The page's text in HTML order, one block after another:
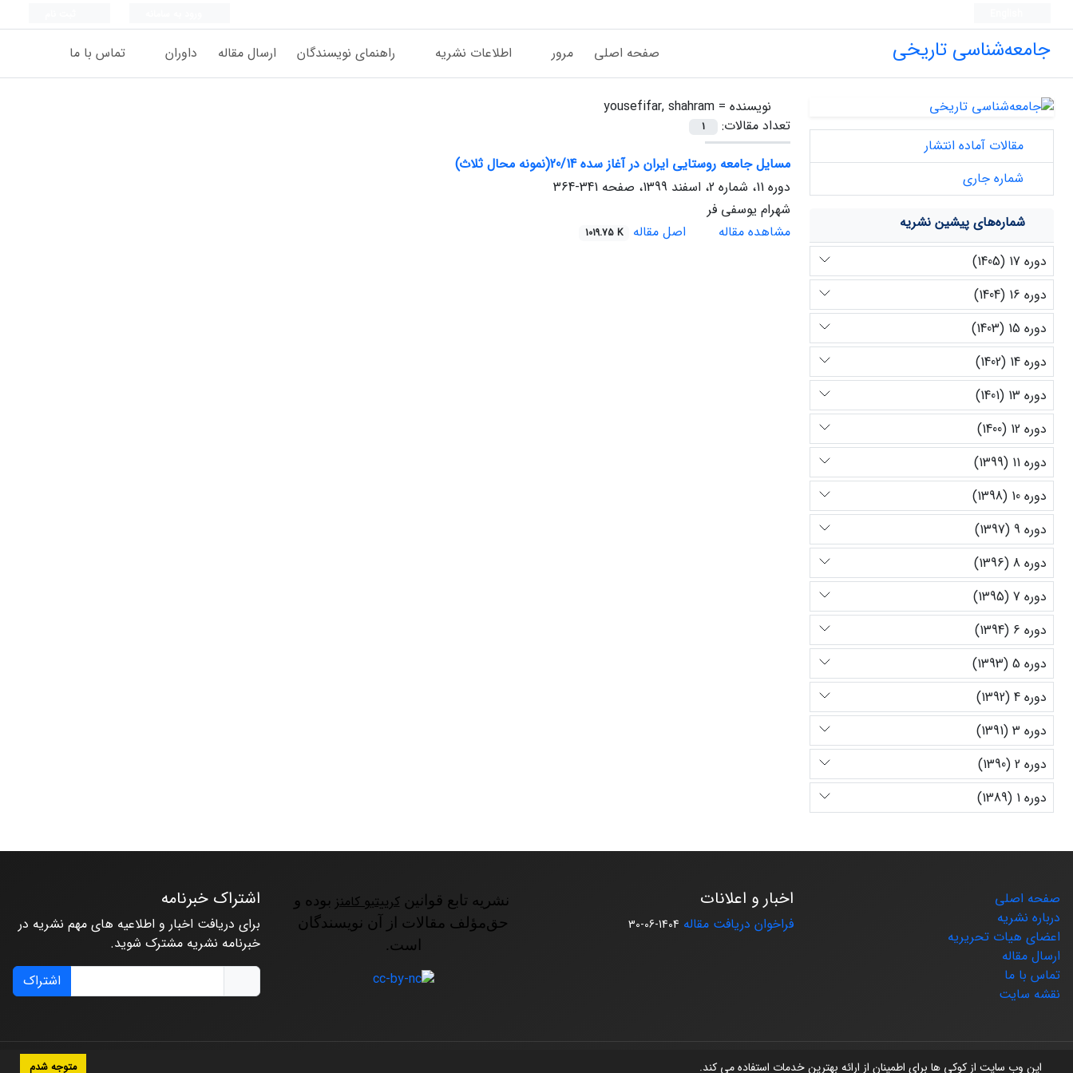
این وب سایت از کوکی ها برای اطمینان از ارائه بهترین خدمات استفاده می کند. متوجه شدم
جامعه‌شناسی تاریخی صفحه اصلی مرور اطلاعات نشریه راهنمای نویسندگان ارسال مقاله داوران تماس با ما
نویسنده = yousefifar, shahram
تعداد مقالات:
1
مسایل جامعه روستایی ایران در آغاز سده 20/14(نمونه محال ثلاث)
دوره 11، شماره 2، اسفند 1399، صفحه
341-364
شهرام یوسفی فر
مشاهده مقاله
اصل مقاله 1019.75 K
مقالات آماده انتشار
شماره جاری
شماره‌های پیشین نشریه
دوره 17 (1405)
دوره 16 (1404)
دوره 15 (1403)
دوره 14 (1402)
دوره 13 (1401)
دوره 12 (1400)
دوره 11 (1399)
دوره 10 (1398)
دوره 9 (1397)
دوره 8 (1396)
دوره 7 (1395)
دوره 6 (1394)
دوره 5 (1393)
دوره 4 (1392)
دوره 3 (1391)
دوره 2 (1390)
دوره 1 (1389)
صفحه اصلی
درباره نشریه
اعضای هیات تحریریه
ارسال مقاله
تماس با ما
نقشه سایت
اخبار و اعلانات
فراخوان دریافت مقاله 1404-06-30
نشریه تابع قوانینکرییتیو کامنز بوده و
حق‌مؤلف مقالات از آن نویسندگان
است.
اشتراک خبرنامه
برای دریافت اخبار و اطلاعیه های مهم نشریه در
خبرنامه نشریه مشترک شوید.
اشتراک
© سامانه مدیریت نشریات علمی.طراحی و پیاده سازی ازسیناوب